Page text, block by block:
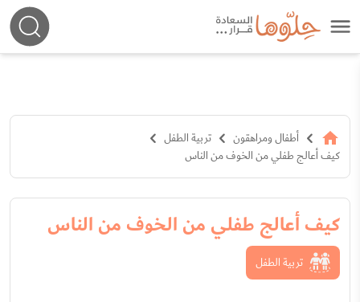
أطفال ومراهقون
تربية الطفل
كيف أعالج طفلي من الخوف من الناس
كيف أعالج طفلي من الخوف من الناس
تربية الطفل